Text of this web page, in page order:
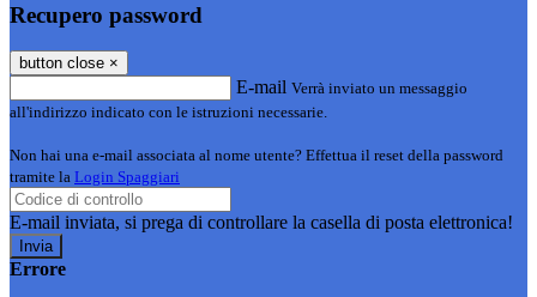
Recupero password
button close ×
E-mail Verrà inviato un messaggio
all'indirizzo indicato con le istruzioni necessarie.
Non hai una e-mail associata al nome utente? Effettua il reset della password
tramite la Login Spaggiari
E-mail inviata, si prega di controllare la casella di posta elettronica!
Errore